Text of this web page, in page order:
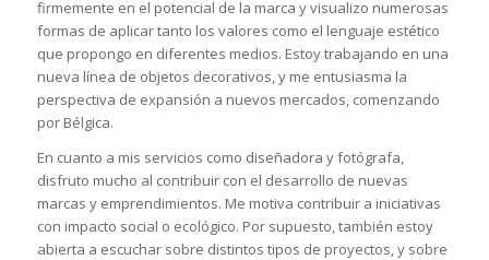
firmemente en el potencial de la marca y visualizo numerosas
formas de aplicar tanto los valores como el lenguaje estético
que propongo en diferentes medios. Estoy trabajando en una
nueva línea de objetos decorativos, y me entusiasma la
perspectiva de expansión a nuevos mercados, comenzando
por Bélgica.
En cuanto a mis servicios como diseñadora y fotógrafa,
disfruto mucho al contribuir con el desarrollo de nuevas
marcas y emprendimientos. Me motiva contribuir a iniciativas
con impacto social o ecológico. Por supuesto, también estoy
abierta a escuchar sobre distintos tipos de proyectos, y sobre